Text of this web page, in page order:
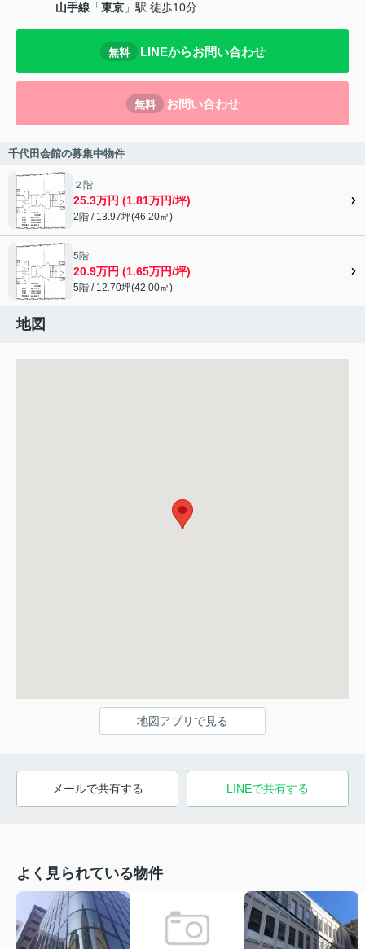
山手線 「東京 」駅 徒歩10分
無料 LINEからお問い合わせ
無料 お問い合わせ
千代田会館の募集中物件
２階
25.3万円 (1.81万円/坪)
2階 / 13.97坪(46.20㎡)
5階
20.9万円 (1.65万円/坪)
5階 / 12.70坪(42.00㎡)
地図
地図アプリで見る
メールで共有する LINEで共有する
よく見られている物件